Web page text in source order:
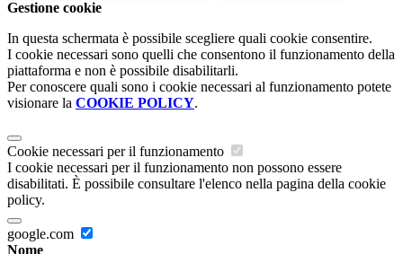
Gestione cookie
In questa schermata è possibile scegliere quali cookie consentire.
I cookie necessari sono quelli che consentono il funzionamento della
piattaforma e non è possibile disabilitarli.
Per conoscere quali sono i cookie necessari al funzionamento potete
visionare la COOKIE POLICY.
Cookie necessari per il funzionamento
I cookie necessari per il funzionamento non possono essere
disabilitati. È possibile consultare l'elenco nella pagina della cookie
policy.
google.com
Nome